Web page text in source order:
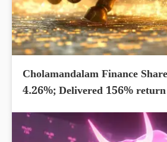
Cholamandalam Finance
4.26%; Delivered 156% return